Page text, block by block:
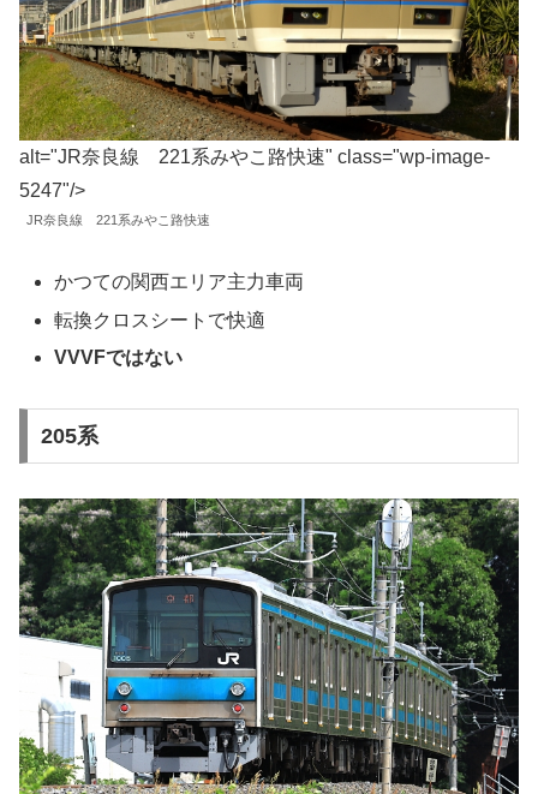
alt="JR奈良線 221系みやこ路快速" class="wp-image-
5247"/>
JR奈良線 221系みやこ路快速
かつての関西エリア主力車両
転換クロスシートで快適
VVVFではない
205系